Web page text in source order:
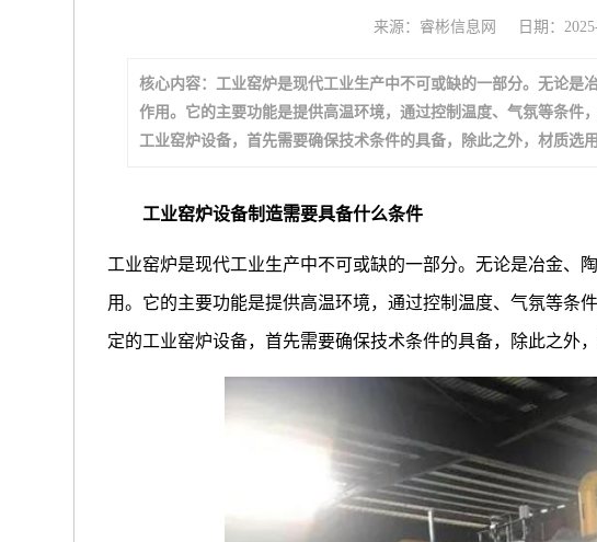
来源：睿彬信息网 日期：
核心内容：工业窑炉是现代工业生产中不可或缺的一部分。无论是
作用。它的主要功能是提供高温环境，通过控制温度、气氛等条件
工业窑炉设备，首先需要确保技术条件的具备，除此之外，材质选
工业窑炉设备制造需要具备什么条件
工业窑炉是现代工业生产中不可或缺的一部分。无论是冶金、
用。它的主要功能是提供高温环境，通过控制温度、气氛等条
定的工业窑炉设备，首先需要确保技术条件的具备，除此之外